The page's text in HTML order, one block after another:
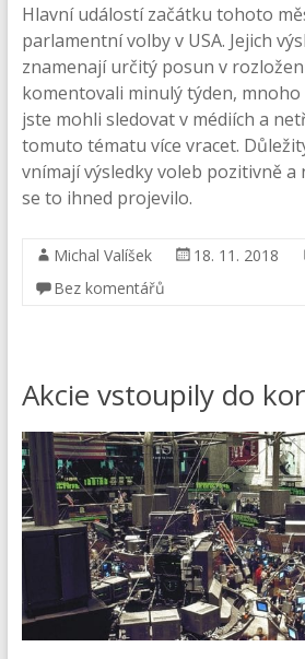
Hlavní událostí začátku tohoto
parlamentní volby v USA. Jejich
znamenají určitý posun v
komentovali minulý týden,
jste mohli sledovat v médiích a
tomuto tématu více vracet.
vnímají výsledky voleb pozitivně a
se to ihned projevilo.
Michal Valíšek 18. 11. 2018
Bez komentářů
Akcie vstoupily do